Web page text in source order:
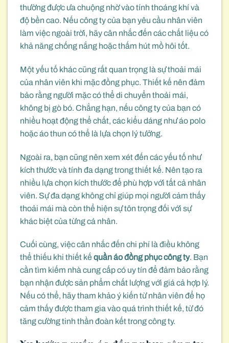
thường được ưa chuộng nhờ vào tính thoáng khí và
độ bền cao. Nếu công ty của bạn yêu cầu nhân viên
làm việc ngoài trời, hãy cân nhắc đến các chất liệu có
khả năng chống nắng hoặc thấm hút mồ hôi tốt.
Một yếu tố khác cũng rất quan trọng là sự thoải mái
của nhân viên khi mặc đồng phục. Thiết kế nên đảm
bảo rằng người mặc có thể di chuyển thoải mái,
không bị gò bó. Chẳng hạn, nếu công ty của bạn có
nhiều hoạt động thể chất, các kiểu dáng như áo polo
hoặc áo thun có thể là lựa chọn lý tưởng.
Ngoài ra, bạn cũng nên xem xét đến các yếu tố như
kích thước và tính đa dạng trong thiết kế. Nên tạo ra
nhiều lựa chọn kích thước để phù hợp với tất cả nhân
viên. Sự đa dạng không chỉ giúp mọi người cảm thấy
thoải mái mà còn thể hiện sự tôn trọng đối với sự
khác biệt của từng cá nhân.
Cuối cùng, việc cân nhắc đến chi phí là điều không
thể thiếu khi thiết kế quần áo đồng phục công ty. Bạn
cần tìm kiếm nhà cung cấp có uy tín để đảm bảo rằng
bạn nhận được sản phẩm chất lượng với giá cả hợp lý.
Nếu có thể, hãy tham khảo ý kiến từ nhân viên để họ
cảm thấy được tham gia vào quá trình thiết kế, từ đó
tăng cường tinh thần đoàn kết trong công ty.